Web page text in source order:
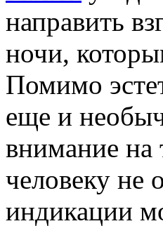
направить
ночи,
Помимо
еще и
внимание на
человеку не
индикации